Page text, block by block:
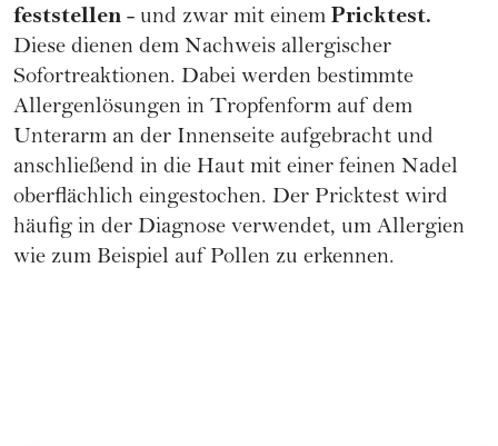
feststellen - und zwar mit einem Pricktest.
Diese dienen dem Nachweis allergischer
Sofortreaktionen. Dabei werden bestimmte
Allergenlösungen in Tropfenform auf dem
Unterarm an der Innenseite aufgebracht und
anschließend in die Haut mit einer feinen Nadel
oberflächlich eingestochen. Der Pricktest wird
häufig in der Diagnose verwendet, um Allergien
wie zum Beispiel auf Pollen zu erkennen.